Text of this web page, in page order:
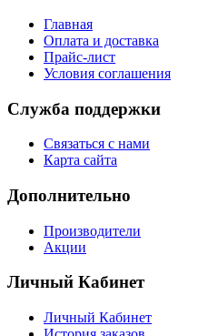
Главная
Оплата и доставка
Прайс-лист
Условия соглашения
Служба поддержки
Связаться с нами
Карта сайта
Дополнительно
Производители
Акции
Личный Кабинет
Личный Кабинет